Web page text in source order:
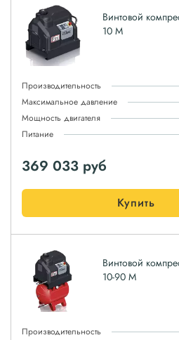
Винтовой
10 M
Производительность
Максимальное давление
Мощность двигателя
Питание
369 033 руб
Купить
Винтовой
10-90 M
Производительность